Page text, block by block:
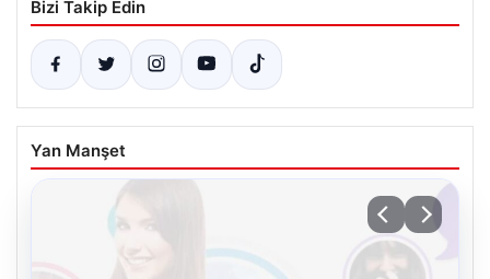
Bizi Takip Edin
Yan Manşet